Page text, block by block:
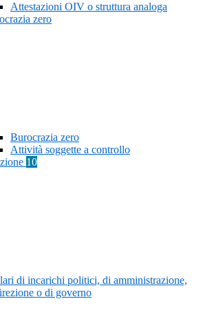
Attestazioni OIV o struttura analoga
zero
Burocrazia zero
Attività soggette a controllo
10
di incarichi politici, di amministrazione,
o di governo